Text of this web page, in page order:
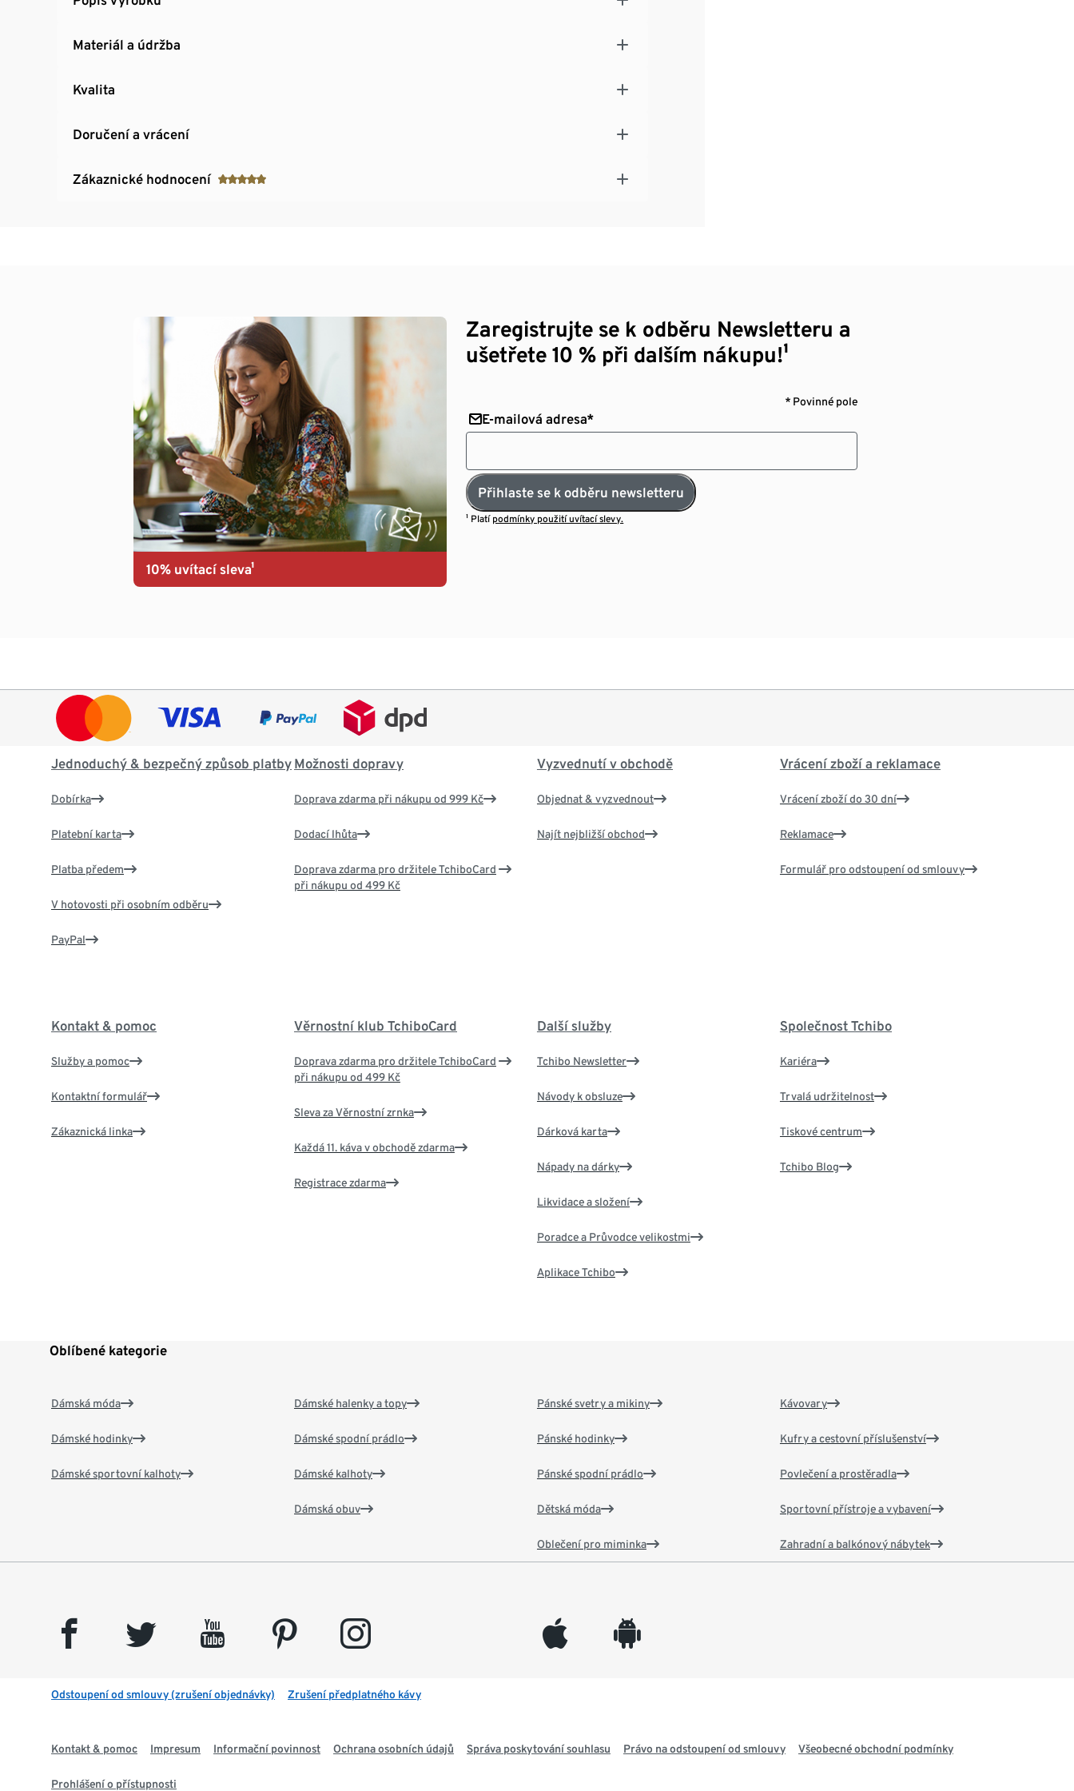
Materiál a údržba
Kvalita
Doručení a vrácení
Zákaznické hodnocení
10% uvítací sleva¹
Zaregistrujte se k odběru Newsletteru a
ušetřete 10 % při dalším nákupu!¹
* Povinné pole
E-mailová adresa*
Přihlaste se k odběru newsletteru
¹ Platí podmínky použití uvítací slevy.
Jednoduchý & bezpečný způsob platby
Dobírka
Platební karta
Platba předem
V hotovosti při osobním odběru
PayPal
Možnosti dopravy
Doprava zdarma při nákupu od 999 Kč
Dodací lhůta
Doprava zdarma pro držitele TchiboCard
při nákupu od 499 Kč
Vyzvednutí v obchodě
Objednat & vyzvednout
Najít nejbližší obchod
Vrácení zboží a reklamace
Vrácení zboží do 30 dní
Reklamace
Formulář pro odstoupení od smlouvy
Kontakt & pomoc
Služby a pomoc
Kontaktní formulář
Zákaznická linka
Věrnostní klub TchiboCard
Doprava zdarma pro držitele TchiboCard
při nákupu od 499 Kč
Sleva za Věrnostní zrnka
Každá 11. káva v obchodě zdarma
Registrace zdarma
Další služby
Tchibo Newsletter
Návody k obsluze
Dárková karta
Nápady na dárky
Likvidace a složení
Poradce a Průvodce velikostmi
Aplikace Tchibo
Společnost Tchibo
Kariéra
Trvalá udržitelnost
Tiskové centrum
Tchibo Blog
Oblíbené kategorie
Dámská móda
Dámské hodinky
Dámské sportovní kalhoty
Dámské halenky a topy
Dámské spodní prádlo
Dámské kalhoty
Dámská obuv
Pánské svetry a mikiny
Pánské hodinky
Pánské spodní prádlo
Dětská móda
Oblečení pro miminka
Kávovary
Kufry a cestovní příslušenství
Povlečení a prostěradla
Sportovní přístroje a vybavení
Zahradní a balkónový nábytek
facebook twitter youtube pinterest instagram appleinc android
Odstoupení od smlouvy (zrušení objednávky) Zrušení předplatného kávy
Kontakt & pomoc Impresum Informační povinnost Ochrana osobních údajů Správa poskytování souhlasu Právo na odstoupení od smlouvy Všeobecné obchodní podmínky
Prohlášení o přístupnosti